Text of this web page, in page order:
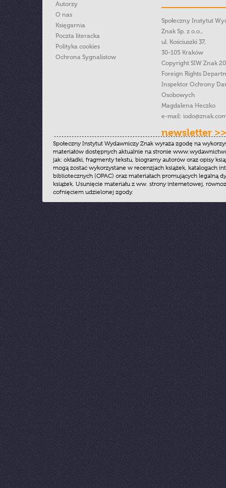
Autorzy
O nas
Księgarnia
Poczta literacka
Polityka cookies
Ochrona Sygnalistow
Społeczny Instytut
Znak Sp. z o.o.,
ul. Kościuszki 37,
30-105 Kraków
Copyright SIW Znak
Foreign Rights
Inspektor Ochrony
Osobowych
Magdalena Heczko
e-mail:
newsletter >>
Społeczny Instytut Wydawniczy Znak wyraża zgodę na
materiałów dostępnych aktualnie na stronie
jak: okładki, fragmenty tekstu, biogramy autorów oraz opisy
mogą zostać wykorzystane w recenzjach książek, katalogach
bibliotecznych (OPAC) oraz materiałach promujących legalną
książek. Usunięcie materiału z ww. strony internetowej,
cofnięciem udzielonej zgody.